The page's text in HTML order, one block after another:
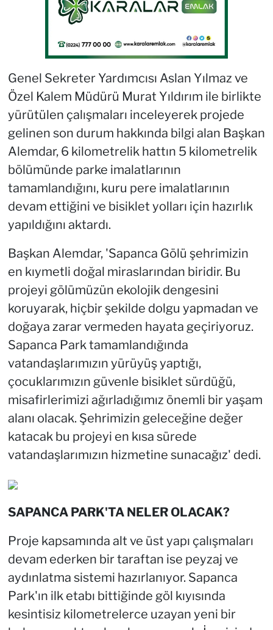
Genel Sekreter Yardımcısı Aslan Yılmaz ve
Özel Kalem Müdürü Murat Yıldırım ile birlikte
yürütülen çalışmaları inceleyerek projede
gelinen son durum hakkında bilgi alan Başkan
Alemdar, 6 kilometrelik hattın 5 kilometrelik
bölümünde parke imalatlarının
tamamlandığını, kuru pere imalatlarının
devam ettiğini ve bisiklet yolları için hazırlık
yapıldığını aktardı.
Başkan Alemdar, 'Sapanca Gölü şehrimizin
en kıymetli doğal miraslarından biridir. Bu
projeyi gölümüzün ekolojik dengesini
koruyarak, hiçbir şekilde dolgu yapmadan ve
doğaya zarar vermeden hayata geçiriyoruz.
Sapanca Park tamamlandığında
vatandaşlarımızın yürüyüş yaptığı,
çocuklarımızın güvenle bisiklet sürdüğü,
misafirlerimizi ağırladığımız önemli bir yaşam
alanı olacak. Şehrimizin geleceğine değer
katacak bu projeyi en kısa sürede
vatandaşlarımızın hizmetine sunacağız' dedi.
SAPANCA PARK'TA NELER OLACAK?
Proje kapsamında alt ve üst yapı çalışmaları
devam ederken bir taraftan ise peyzaj ve
aydınlatma sistemi hazırlanıyor. Sapanca
Park'ın ilk etabı bittiğinde göl kıyısında
kesintisiz kilometrelerce uzayan yeni bir